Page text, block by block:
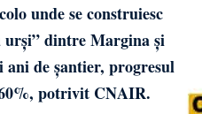
unde se construiesc
dintre Margina și
ani de șantier, progresul
potrivit CNAIR.